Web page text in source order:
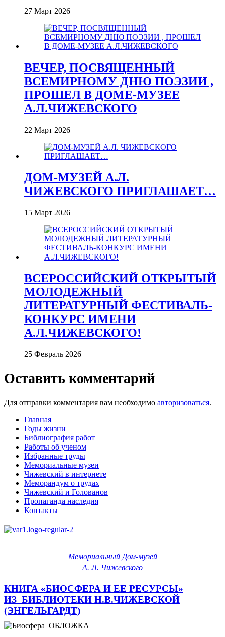
27 Март 2026
ВЕЧЕР, ПОСВЯЩЕННЫЙ
ВСЕМИРНОМУ ДНЮ ПОЭЗИИ ,
ПРОШЕЛ В ДОМЕ-МУЗЕЕ
А.Л.ЧИЖЕВСКОГО
22 Март 2026
ДОМ-МУЗЕЙ А.Л.
ЧИЖЕВСКОГО ПРИГЛАШАЕТ…
15 Март 2026
ВСЕРОССИЙСКИЙ ОТКРЫТЫЙ
МОЛОДЕЖНЫЙ
ЛИТЕРАТУРНЫЙ ФЕСТИВАЛЬ-
КОНКУРС ИМЕНИ
А.Л.ЧИЖЕВСКОГО!
25 Февраль 2026
Оставить комментарий
Для отправки комментария вам необходимо авторизоваться.
Главная
Годы жизни
Библиография работ
Работы об ученом
Избранные труды
Мемориальные музеи
Чижевский в интернете
Меморандум о трудах
Чижевский и Голованов
Пропаганда наследия
Контакты
Мемориальный Дом-музей
А. Л. Чижевского
КНИГА «БИОСФЕРА И ЕЕ РЕСУРСЫ»
ИЗ_БИБЛИОТЕКИ Н.В.ЧИЖЕВСКОЙ
(ЭНГЕЛЬГАРДТ)